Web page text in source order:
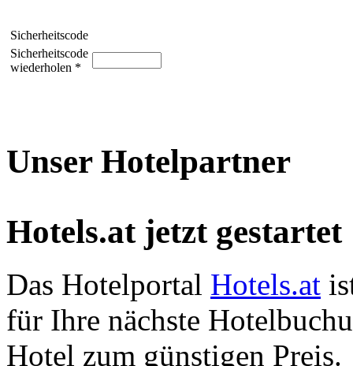
Sicherheitscode
Sicherheitscode
wiederholen *
Unser Hotelpartner
Hotels.at jetzt gestartet
Das Hotelportal Hotels.at
für Ihre nächste
Hotel zum günstigen Preis.